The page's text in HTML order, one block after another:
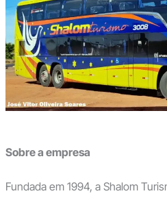
Sobre a empresa
Fundada em 1994, a Shalom